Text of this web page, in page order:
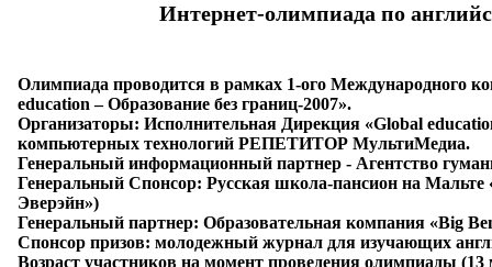
Интернет-олимпиада по
Олимпиада проводится в рамках 1-ого Международного
education – Образование без границ-2007».
Организаторы: Исполнительная Дирекция «Global
компьютерных технологий РЕПЕТИТОР МультиМедиа.
Генеральный информационный партнер - Агентство
Генеральный Спонсор: Русская школа-пансион на Мальте
Эверэйн»)
Генеральный партнер: Образовательная компания «Big
Спонсор призов: молодежный журнал для изучающих
Возраст участников на момент проведения олимпиады (13